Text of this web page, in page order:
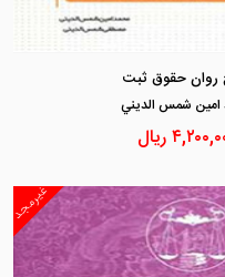
حقوق ثبت
شمس الديني
ریال
غیرمجد